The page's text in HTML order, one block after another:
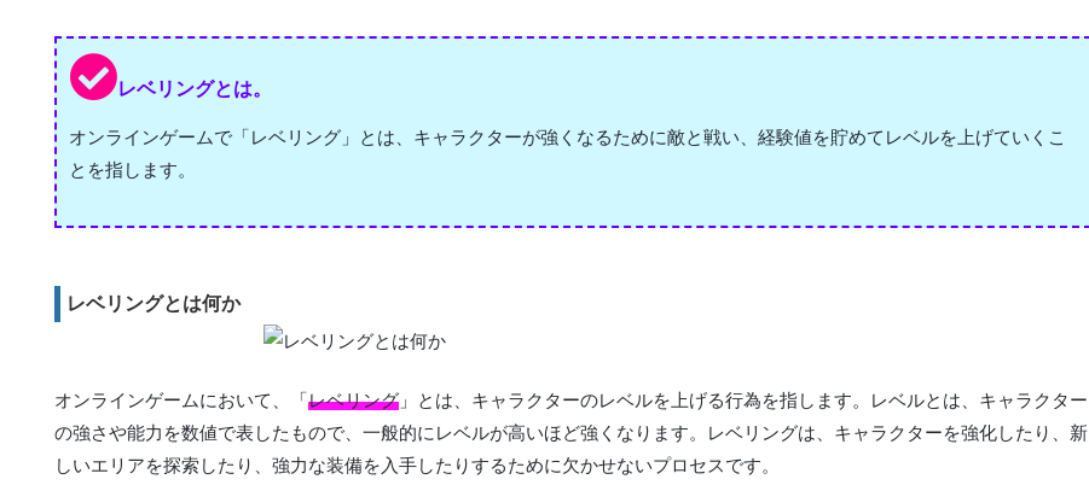
レベリングとは。
オンラインゲームで「レベリング」とは、キャラクターが強くなるために敵と戦い、経験値を貯めてレベルを上げていくこ
とを指します。
レベリングとは何か
オンラインゲームにおいて、「レベリング 」とは、キャラクターのレベルを上げる行為を指します。レベルとは、キャラクター
の強さや能力を数値で表したもので、一般的にレベルが高いほど強くなります。レベリングは、キャラクターを強化したり、新
しいエリアを探索したり、強力な装備を入手したりするために欠かせないプロセスです。